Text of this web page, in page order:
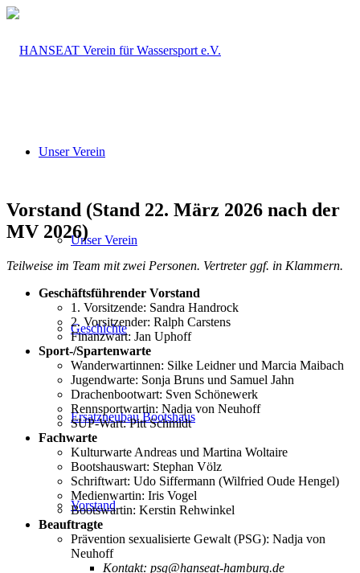
Unser Verein
Unser Verein
Geschichte
Ersatzneubau Bootshaus
Vorstand
Vorstand (Stand 22. März 2026 nach der
MV 2026)
Teilweise im Team mit zwei Personen. Vertreter ggf. in Klammern.
Geschäftsführender Vorstand
1. Vorsitzende: Sandra Handrock
2. Vorsitzender: Ralph Carstens
Finanzwart: Jan Uphoff
Sport-/Spartenwarte
Wanderwartinnen: Silke Leidner und Marcia Maibach
Jugendwarte: Sonja Bruns und Samuel Jahn
Drachenbootwart: Sven Schönewerk
Rennsportwartin: Nadja von Neuhoff
SUP-Wart: Pitt Schmidt
Fachwarte
Kulturwarte Andreas und Martina Woltaire
Bootshauswart: Stephan Völz
Schriftwart: Udo Siffermann (Wilfried Oude Hengel)
Medienwartin: Iris Vogel
Bootswartin: Kerstin Rehwinkel
Beauftragte
Prävention sexualisierte Gewalt (PSG): Nadja von
Neuhoff
Kontakt: psg@hanseat-hamburg.de